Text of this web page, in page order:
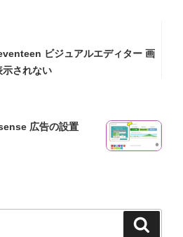
ビジュアルエディター 画
示されない
広告の設置